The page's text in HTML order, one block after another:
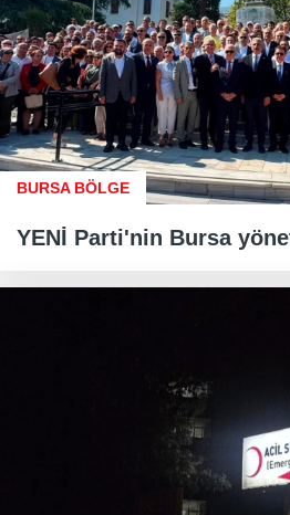
BURSA BÖLGE
YENİ Parti'nin Bursa